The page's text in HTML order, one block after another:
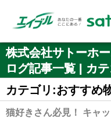
株式会社サトーホ
ログ記事一覧 | カ
カテゴリ:おすすめ
猫好きさん必見！ キャ